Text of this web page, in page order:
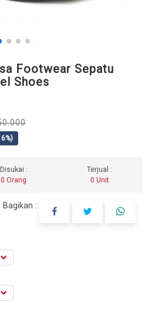
Footwear Sepatu
Shoes
Disukai :
0 Orang
Terjual :
0 Unit
Bagikan :